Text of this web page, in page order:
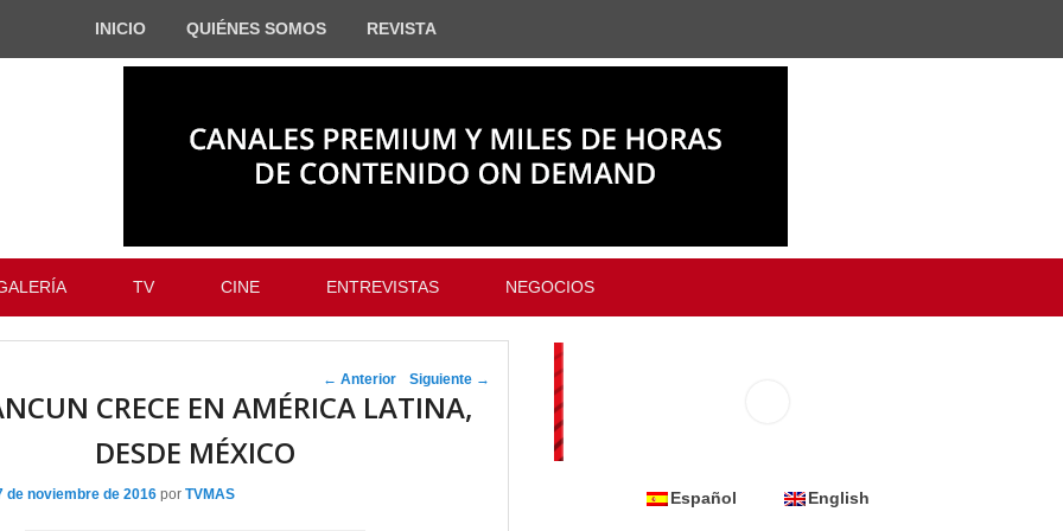
INICIO QUIÉNES SOMOS REVISTA
TV CINE ENTREVISTAS NEGOCIOS
Navegador de
artículos
← Anterior Siguiente →
CRECE EN AMÉRICA LATINA,
DESDE MÉXICO
de noviembre de 2016 por TVMAS Español English